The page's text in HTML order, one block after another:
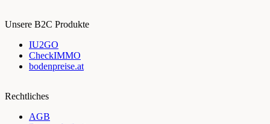
Unsere B2C Produkte
IU2GO
CheckIMMO
bodenpreise.at
Rechtliches
AGB